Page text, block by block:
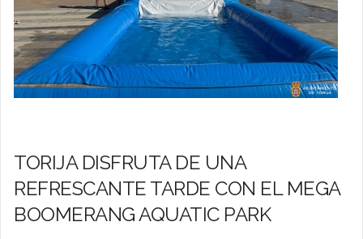
TORIJA DISFRUTA DE UNA
REFRESCANTE TARDE CON EL MEGA
BOOMERANG AQUATIC PARK